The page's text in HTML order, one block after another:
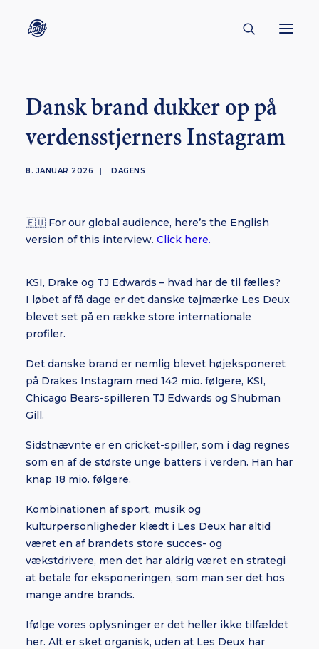
CONTACT
ENGLISH
CREATORS
INSPIRATION
SUBSCRIBE
Dansk brand dukker op på
verdensstjerners Instagram
8. JANUAR 2026 | DAGENS
🇪🇺 For our global audience, here’s the English
version of this interview. Click here.
KSI, Drake og TJ Edwards – hvad har de til fælles?
I løbet af få dage er det danske tøjmærke Les Deux
blevet set på en række store internationale
profiler.
Det danske brand er nemlig blevet højeksponeret
på Drakes Instagram med 142 mio. følgere, KSI,
Chicago Bears-spilleren TJ Edwards og Shubman
Gill.
Sidstnævnte er en cricket-spiller, som i dag regnes
som en af de største unge batters i verden. Han har
knap 18 mio. følgere.
Kombinationen af sport, musik og
kulturpersonligheder klædt i Les Deux har altid
været en af brandets store succes- og
vækstdrivere, men det har aldrig været en strategi
at betale for eksponeringen, som man ser det hos
mange andre brands.
Ifølge vores oplysninger er det heller ikke tilfældet
her. Alt er sket organisk, uden at Les Deux har